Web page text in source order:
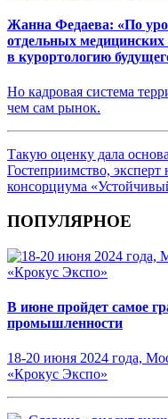
Жанна Федаева: «По
отдельных
в курортологию
Но кадровая система
чем сам рынок.
Такую оценку дала
Гостеприимство, эксперт
консорциума
ПОПУЛЯРНОЕ
В июне пройдет самое
промышленности
18-20 июня 2024 года,
«Крокус Экспо»